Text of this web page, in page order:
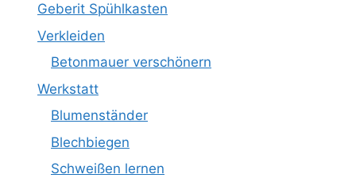
Geberit Spühlkasten
Verkleiden
Betonmauer verschönern
Werkstatt
Blumenständer
Blechbiegen
Schweißen lernen